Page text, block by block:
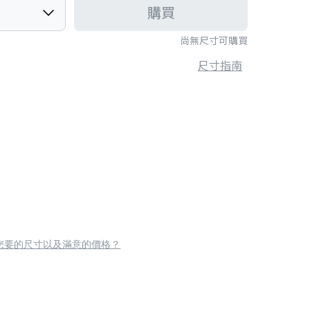
尚無尺寸可購買
購買
尺寸指南
要的尺寸以及滿意的價格？